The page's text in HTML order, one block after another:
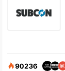
90236